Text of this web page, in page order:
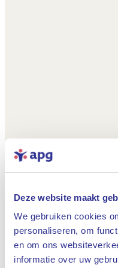
Deze website maakt
We gebruiken cookies
personaliseren, om
en om ons
informatie over uw